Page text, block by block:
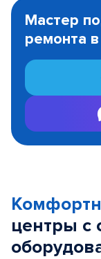
1
Мастер
ремонта
центры с